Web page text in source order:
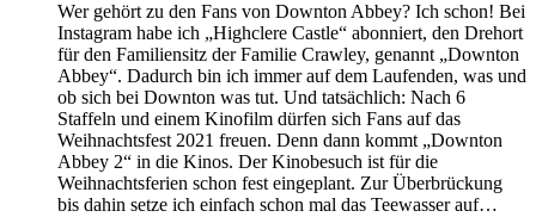
Wer gehört zu den Fans von Downton Abbey? Ich schon! Bei
Instagram habe ich „Highclere Castle“ abonniert, den Drehort
für den Familiensitz der Familie Crawley, genannt „Downton
Abbey“. Dadurch bin ich immer auf dem Laufenden, was und
ob sich bei Downton was tut. Und tatsächlich: Nach 6
Staffeln und einem Kinofilm dürfen sich Fans auf das
Weihnachtsfest 2021 freuen. Denn dann kommt „Downton
Abbey 2“ in die Kinos. Der Kinobesuch ist für die
Weihnachtsferien schon fest eingeplant. Zur Überbrückung
bis dahin setze ich einfach schon mal das Teewasser auf…